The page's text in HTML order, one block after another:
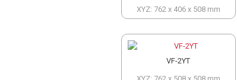
XYZ: 762 x 406 x 508 mm
VF-2YT